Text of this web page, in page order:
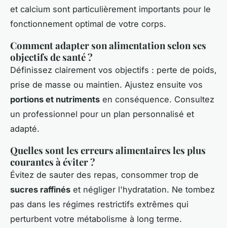
et calcium sont particulièrement importants pour le
fonctionnement optimal de votre corps.
Comment adapter son alimentation selon ses
objectifs de santé ?
Définissez clairement vos objectifs : perte de poids,
prise de masse ou maintien. Ajustez ensuite vos
portions et nutriments en conséquence. Consultez
un professionnel pour un plan personnalisé et
adapté.
Quelles sont les erreurs alimentaires les plus
courantes à éviter ?
Évitez de sauter des repas, consommer trop de
sucres raffinés et négliger l'hydratation. Ne tombez
pas dans les régimes restrictifs extrêmes qui
perturbent votre métabolisme à long terme.